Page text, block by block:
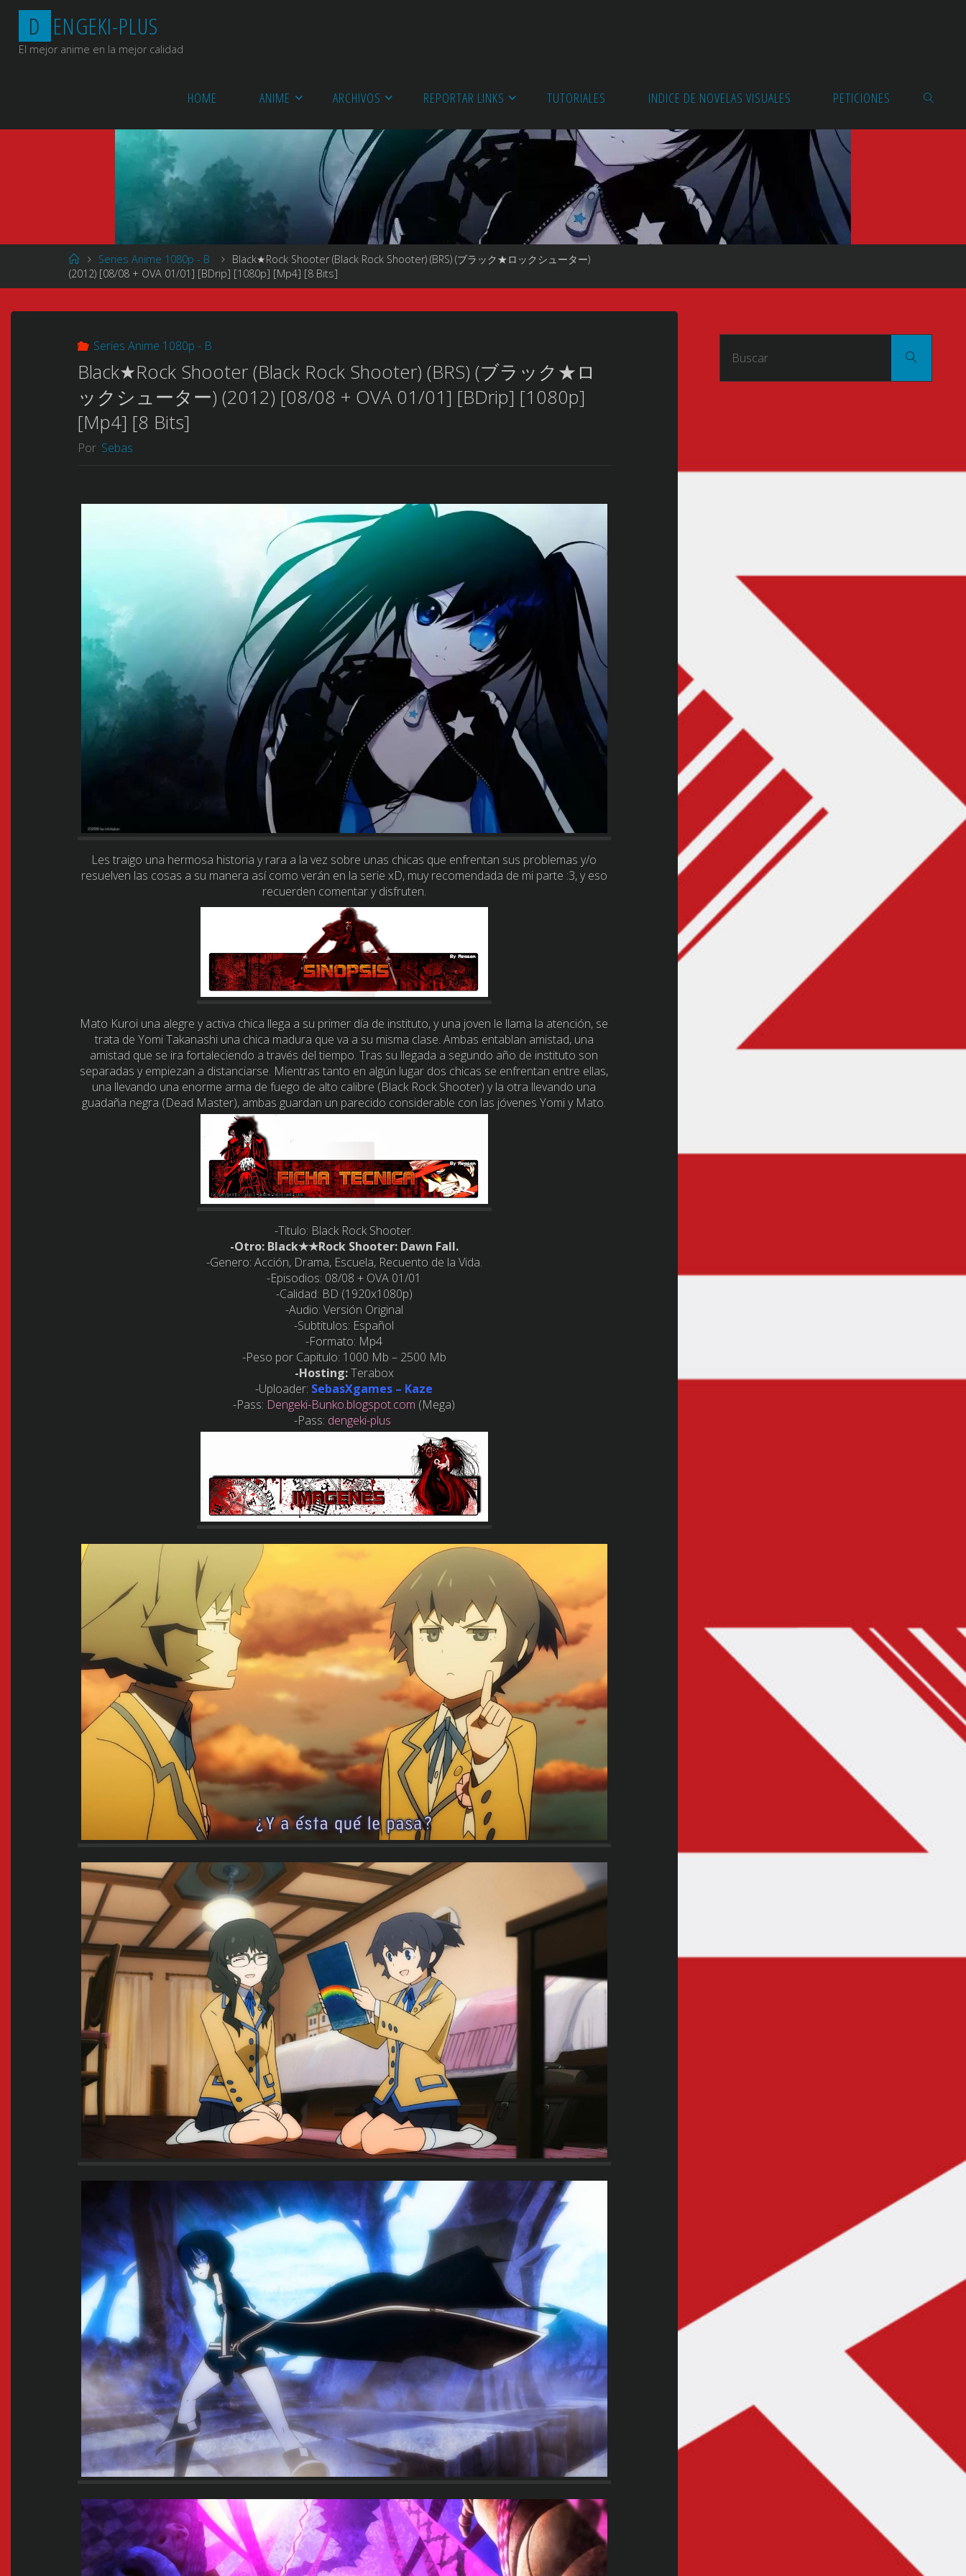
Saltar
contenido
D ENGEKI-PLUS
El mejor anime en la mejor calidad
HOME ANIME ARCHIVOS REPORTAR LINKS TUTORIALES INDICE DE NOVELAS VISUALES PETICIONES
Página
de
Inicio
Series Anime 1080p - B
Black★Rock Shooter (Black Rock Shooter) (BRS) (ブラック★ロックシューター)
(2012) [08/08 + OVA 01/01] [BDrip] [1080p] [Mp4] [8 Bits]
Series Anime 1080p - B
Black★Rock Shooter (Black Rock Shooter) (BRS) (ブラック★ロ
ックシューター) (2012) [08/08 + OVA 01/01] [BDrip] [1080p]
[Mp4] [8 Bits]
Por Sebas
Les traigo una hermosa historia y rara a la vez sobre unas chicas que enfrentan sus problemas y/o
resuelven las cosas a su manera así como verán en la serie xD, muy recomendada de mi parte :3, y eso
recuerden comentar y disfruten.
Mato Kuroi una alegre y activa chica llega a su primer día de instituto, y una joven le llama la atención, se
trata de Yomi Takanashi una chica madura que va a su misma clase. Ambas entablan amistad, una
amistad que se ira fortaleciendo a través del tiempo. Tras su llegada a segundo año de instituto son
separadas y empiezan a distanciarse. Mientras tanto en algún lugar dos chicas se enfrentan entre ellas,
una llevando una enorme arma de fuego de alto calibre (Black Rock Shooter) y la otra llevando una
guadaña negra (Dead Master), ambas guardan un parecido considerable con las jóvenes Yomi y Mato.
-Titulo: Black Rock Shooter.
-Otro: Black★★Rock Shooter: Dawn Fall.
-Genero: Acción, Drama, Escuela, Recuento de la Vida.
-Episodios: 08/08 + OVA 01/01
-Calidad: BD (1920x1080p)
-Audio: Versión Original
-Subtitulos: Español
-Formato: Mp4
-Peso por Capitulo: 1000 Mb – 2500 Mb
-Hosting:Terabox
-Uploader: SebasXgames – Kaze
-Pass: Dengeki-Bunko.blogspot.com (Mega)
-Pass: dengeki-plus
Buscar